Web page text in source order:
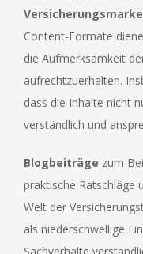
Content-Formate
die Aufmerksamkeit
aufrechtzuerhalten.
dass die Inhalte nicht
verständlich und
Blogbeiträge zum
praktische Ratschläge
Welt der
als niederschwellige
Sachverhalte